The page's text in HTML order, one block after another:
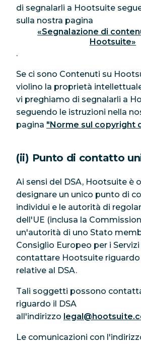
di segnalarli a Hootsuite
sulla nostra pagina
«Segnalazione di
Hootsuite»
.
Se ci sono Contenuti su
violino la proprietà
vi preghiamo di segnalarli a
seguendo le istruzioni nella
pagina "Norme sul copyright
(ii) Punto di contatto
Ai sensi del DSA, Hootsuite è
designare un unico punto di
individui e le autorità di
dell'UE (inclusa la
un'autorità di uno Stato
Consiglio Europeo per i
contattare Hootsuite
relative al DSA.
Tali soggetti possono
riguardo il DSA
all'indirizzo
Le comunicazioni con